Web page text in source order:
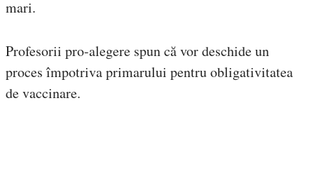
mari.
Profesorii pro-alegere spun că vor deschide un
proces împotriva primarului pentru obligativitatea
de vaccinare.